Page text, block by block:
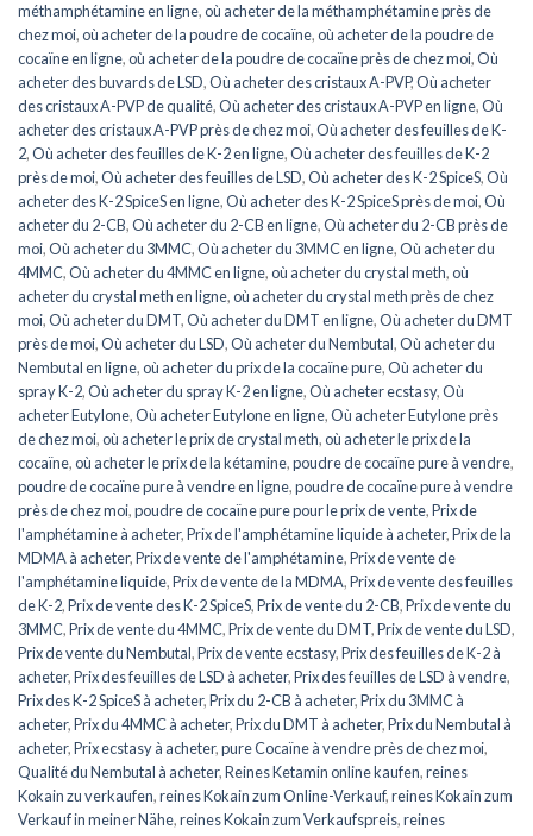
méthamphétamine en ligne,où acheter de la méthamphétamine près de
chez moi,où acheter de la poudre de cocaïne,où acheter de la poudre de
cocaïne en ligne,où acheter de la poudre de cocaïne près de chez moi,Où
acheter des buvards de LSD,Où acheter des cristaux A-PVP,Où acheter
des cristaux A-PVP de qualité,Où acheter des cristaux A-PVP en ligne,Où
acheter des cristaux A-PVP près de chez moi,Où acheter des feuilles de K-
2,Où acheter des feuilles de K-2 en ligne,Où acheter des feuilles de K-2
près de moi,Où acheter des feuilles de LSD,Où acheter des K-2 SpiceS,Où
acheter des K-2 SpiceS en ligne,Où acheter des K-2 SpiceS près de moi,Où
acheter du 2-CB,Où acheter du 2-CB en ligne,Où acheter du 2-CB près de
moi,Où acheter du 3MMC,Où acheter du 3MMC en ligne,Où acheter du
4MMC,Où acheter du 4MMC en ligne,où acheter du crystal meth,où
acheter du crystal meth en ligne,où acheter du crystal meth près de chez
moi,Où acheter du DMT,Où acheter du DMT en ligne,Où acheter du DMT
près de moi,Où acheter du LSD,Où acheter du Nembutal,Où acheter du
Nembutal en ligne,où acheter du prix de la cocaïne pure,Où acheter du
spray K-2,Où acheter du spray K-2 en ligne,Où acheter ecstasy,Où
acheter Eutylone,Où acheter Eutylone en ligne,Où acheter Eutylone près
de chez moi,où acheter le prix de crystal meth,où acheter le prix de la
cocaïne,où acheter le prix de la kétamine,poudre de cocaïne pure à vendre,
poudre de cocaïne pure à vendre en ligne,poudre de cocaïne pure à vendre
près de chez moi,poudre de cocaïne pure pour le prix de vente,Prix de
l'amphétamine à acheter,Prix de l'amphétamine liquide à acheter,Prix de la
MDMA à acheter,Prix de vente de l'amphétamine,Prix de vente de
l'amphétamine liquide,Prix de vente de la MDMA,Prix de vente des feuilles
de K-2,Prix de vente des K-2 SpiceS,Prix de vente du 2-CB,Prix de vente du
3MMC,Prix de vente du 4MMC,Prix de vente du DMT,Prix de vente du LSD,
Prix de vente du Nembutal,Prix de vente ecstasy,Prix des feuilles de K-2 à
acheter,Prix des feuilles de LSD à acheter,Prix des feuilles de LSD à vendre,
Prix des K-2 SpiceS à acheter,Prix du 2-CB à acheter,Prix du 3MMC à
acheter,Prix du 4MMC à acheter,Prix du DMT à acheter,Prix du Nembutal à
acheter,Prix ecstasy à acheter,pure Cocaïne à vendre près de chez moi,
Qualité du Nembutal à acheter,Reines Ketamin online kaufen,reines
Kokain zu verkaufen,reines Kokain zum Online-Verkauf,reines Kokain zum
Verkauf in meiner Nähe,reines Kokain zum Verkaufspreis,reines